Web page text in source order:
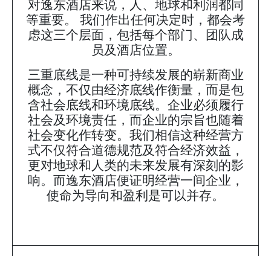
对逸东酒店来说，人、地球和利润都同
等重要。 我们作出任何决定时，都会考
虑这三个层面，包括每个部门、团队成
员及酒店位置。
三重底线是一种可持续发展的崭新商业
概念，不仅由经济底线作衡量，而是包
含社会底线和环境底线。企业必须履行
社会及环境责任，而企业的宗旨也随着
社会变化作转变。我们相信这种经营方
式不仅符合道德规范及符合经济效益，
更对地球和人类的未来发展有深刻的影
响。而逸东酒店便证明经营一间企业，
使命为导向和盈利是可以并存。